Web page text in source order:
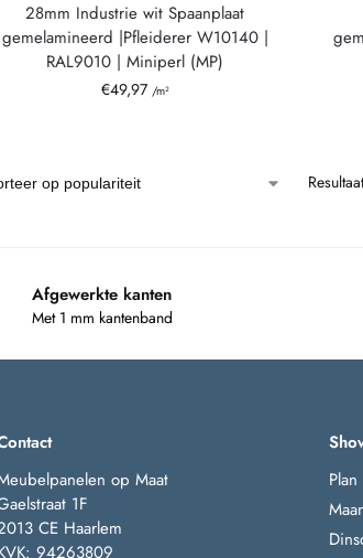
28mm Industrie wit Spaanplaat
gemelamineerd |Pfleiderer W10140 |
RAL9010 | Miniperl (MP)
€49,97 /m²
Afgewerkte kanten
Met 1 mm kantenband
op Maat
1F
CE Haarlem
94263809